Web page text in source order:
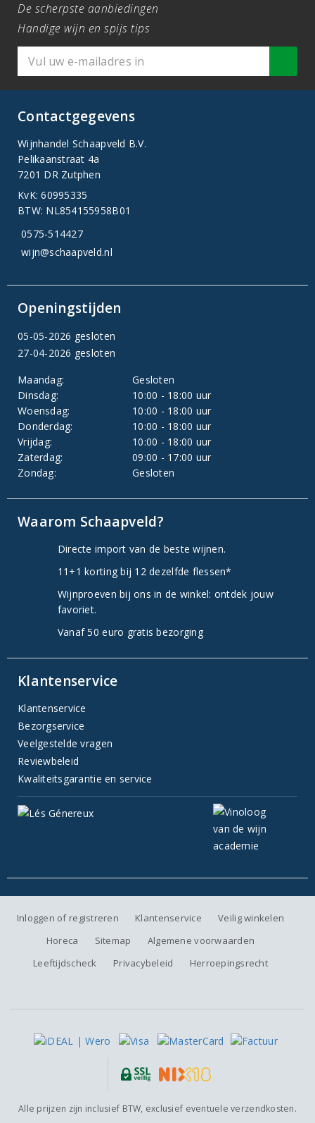
De scherpste aanbiedingen
Handige wijn en spijs tips
Contactgegevens
Wijnhandel Schaapveld B.V.
Pelikaanstraat 4a
7201 DR Zutphen
KvK: 60995335
BTW: NL854155958B01
0575-514427
wijn@schaapveld.nl
Openingstijden
05-05-2026 gesloten
27-04-2026 gesloten
Maandag:
Gesloten
Dinsdag:
10:00 - 18:00 uur
Woensdag:
10:00 - 18:00 uur
Donderdag:
10:00 - 18:00 uur
Vrijdag:
10:00 - 18:00 uur
Zaterdag:
09:00 - 17:00 uur
Zondag:
Gesloten
Waarom Schaapveld?
Directe import van de beste wijnen.
11+1 korting bij 12 dezelfde flessen*
Wijnproeven bij ons in de winkel: ontdek jouw
favoriet.
Vanaf 50 euro gratis bezorging
Klantenservice
Klantenservice
Bezorgservice
Veelgestelde vragen
Reviewbeleid
Kwaliteitsgarantie en service
Inloggen of registreren Klantenservice
Veilig winkelen
Horeca
Sitemap
Algemene voorwaarden
Leeftijdscheck
Privacybeleid Herroepingsrecht
Alle prijzen zijn inclusief BTW, exclusief eventuele verzendkosten.